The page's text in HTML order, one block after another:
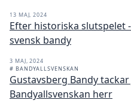
13 MAJ, 2024
Efter historiska slutspelet
svensk bandy
3 MAJ, 2024
# BANDYALLSVENSKAN
Gustavsberg Bandy
Bandyallsvenskan herr